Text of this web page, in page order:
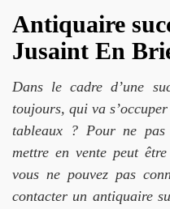
Antiquaire
Jusaint En
Dans le cadre d’une
toujours, qui va
tableaux ? Pour ne pas
mettre en vente peut
vous ne pouvez pas
contacter un antiquaire